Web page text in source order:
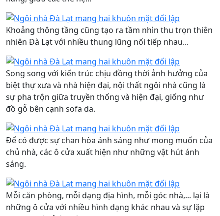
Khoảng thông tầng cũng tạo ra tầm nhìn thu trọn thiên
nhiên Đà Lạt với nhiều thung lũng nối tiếp nhau...
Song song với kiến trúc chịu đồng thời ảnh hưởng của
biệt thự xưa và nhà hiện đại, nội thất ngôi nhà cũng là
sự pha trộn giữa truyền thống và hiện đại, giống như
đồ gỗ bên cạnh sofa da.
Để có được sự chan hòa ánh sáng như mong muốn của
chủ nhà, các ô cửa xuất hiện như những vật hút ánh
sáng.
Mỗi căn phòng, mỗi dạng địa hình, mỗi góc nhà,... lại là
những ô cửa với nhiều hình dạng khác nhau và sự lặp